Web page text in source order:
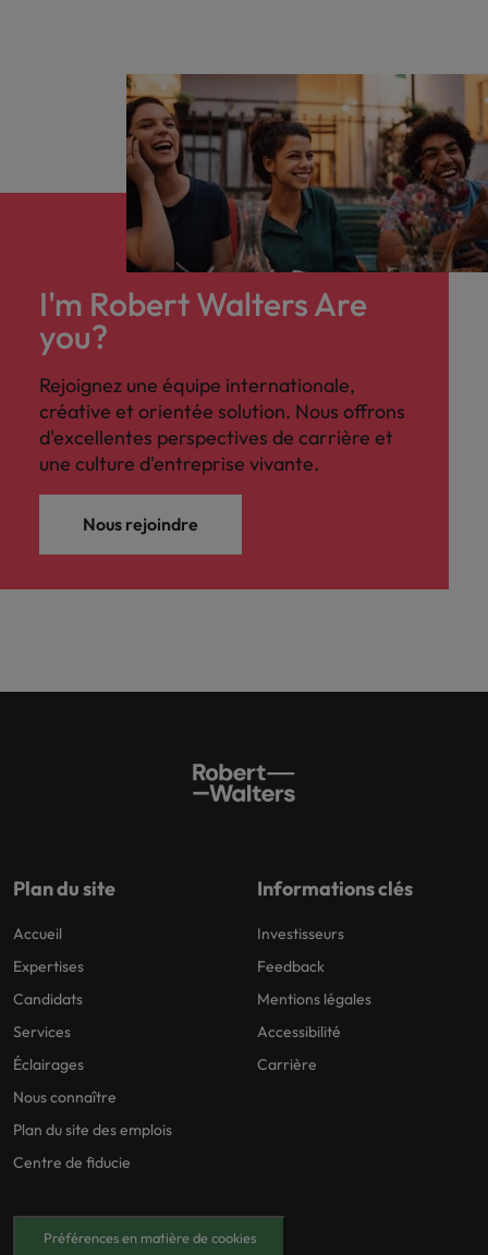
I'm Robert Walters Are
you?
Rejoignez une équipe internationale,
créative et orientée solution. Nous offrons
d'excellentes perspectives de carrière et
une culture d'entreprise vivante.
Nous rejoindre
Plan du site
Accueil
Expertises
Candidats
Services
Éclairages
Nous connaître
Plan du site des emplois
Centre de fiducie
Informations clés
Investisseurs
Feedback
Mentions légales
Accessibilité
Carrière
Préférences en matière de cookies